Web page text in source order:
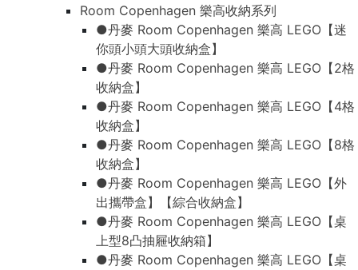
Room Copenhagen 樂高收納系列
●丹麥 Room Copenhagen 樂高 LEGO【迷
你頭小頭大頭收納盒】
●丹麥 Room Copenhagen 樂高 LEGO【2格
收納盒】
●丹麥 Room Copenhagen 樂高 LEGO【4格
收納盒】
●丹麥 Room Copenhagen 樂高 LEGO【8格
收納盒】
●丹麥 Room Copenhagen 樂高 LEGO【外
出攜帶盒】【綜合收納盒】
●丹麥 Room Copenhagen 樂高 LEGO【桌
上型8凸抽屜收納箱】
●丹麥 Room Copenhagen 樂高 LEGO【桌